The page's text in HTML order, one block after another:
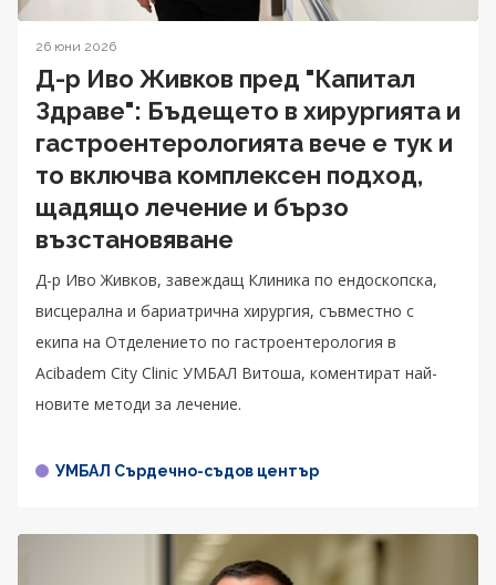
26 юни 2026
Д-р Иво Живков пред "Капитал
Здраве": Бъдещето в хирургията и
гастроентерологията вече е тук и
то включва комплексен подход,
щадящо лечение и бързо
възстановяване
Д-р Иво Живков, завеждащ Клиника по ендоскопска,
висцерална и бариатрична хирургия, съвместно с
екипа на Отделението по гастроентерология в
Acibadem City Clinic УМБАЛ Витоша, коментират най-
новите методи за лечение.
УМБАЛ Сърдечно-съдов център